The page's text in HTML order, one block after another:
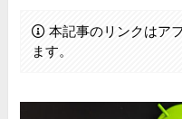
本記事のリンクはア
ます。